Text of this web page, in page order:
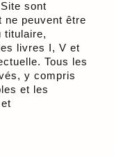
sont
ne peuvent être
titulaire,
livres I, V et
Tous les
y compris
et les